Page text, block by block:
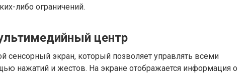
либо ограничений.
центр
экран, который позволяет управлять всеми
нажатий и жестов. На экране отображается информация о